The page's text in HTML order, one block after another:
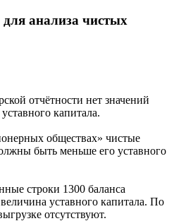
анализа чистых
отчётности нет значений
капитала.
обществах» чистые
быть меньше его уставного
строки 1300 баланса
уставного капитала. По
отсутствуют.